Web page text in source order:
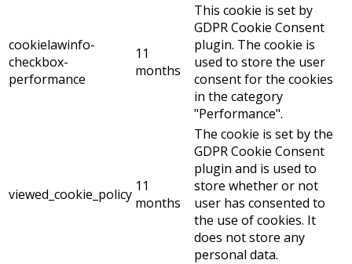
cookielawinfo-
checkbox-
performance
11
months
This cookie is set by
GDPR Cookie Consent
plugin. The cookie is
used to store the user
consent for the cookies
in the category
"Performance".
viewed_cookie_policy 11
months
The cookie is set by the
GDPR Cookie Consent
plugin and is used to
store whether or not
user has consented to
the use of cookies. It
does not store any
personal data.